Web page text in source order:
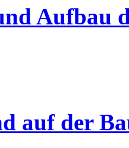
Aufbau
auf der